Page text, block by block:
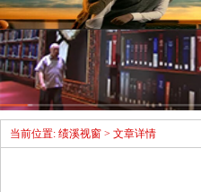
当前位置: 绩溪视窗 > 文章详情